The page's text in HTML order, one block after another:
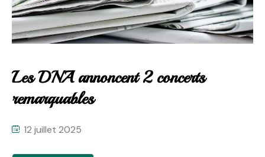
Les DNA annoncent 2 concerts
remarquables
12 juillet 2025